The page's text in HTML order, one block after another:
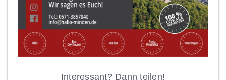
Interessant? Dann teilen!